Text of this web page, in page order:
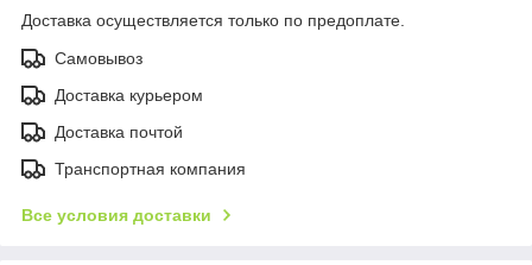
Доставка осуществляется только по предоплате.
Самовывоз
Доставка курьером
Доставка почтой
Транспортная компания
Все условия доставки